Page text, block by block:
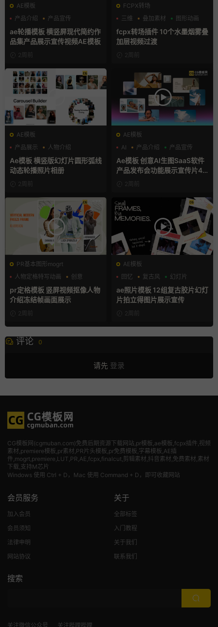
AE模板
产品介绍
产品宣传
产品展示
ae轮播模板 横竖屏现代简约作
品集产品展示宣传视频AE模板
2周前
FCPX转场
三维
叠加素材 图形动画
fcpx转场插件 10个水墨烟雾叠
加层视频过渡
2周前
AE模板
产品展示
人物介绍
团队介绍
Ae模板 横竖版幻灯片圆形弧线
动态轮播照片相册
2周前
AE模板
AI
产品介绍 产品宣传
Ae模板 创意AI生图SaaS软件
产品发布会功能展示宣传片4K
片头2周前
PR基本图形mogrt
人物定格特写动画
创意
动态海报
pr定格模板 竖屏视频抠像人物
介绍冻结帧画面展示
2周前
AE模板
回忆
复古风 幻灯片
ae照片模板 12组复古胶片幻灯
片拍立得图片展示宣传
2周前
评论 0
请先 登录
CG模板网(cgmuban.com)免费后期资源下载网站,pr模板,ae模板,fcpx插件,视频
素材 ,premiere模板,pr素材,PR片头模板,pr免费模板,字幕模板,AE插
件,mogrt,premiere,LUT,PR,AE,fcpx,finalcut,剪辑素材,抖音素材,免费素材,素材
下载,支持M芯片
Windows 使用 Ctrl + D，Mac 使用 Command + D，即可收藏网站
会员服务
加入会员
会员须知
法律申明
网站协议
关于
全部标签
入门教程
关于我们
联系我们
搜索
关注微信公众号 关注哔哩哔哩